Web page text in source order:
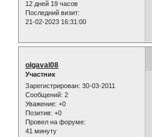
12 дней 19 часов
Последний визит:
21-02-2023 16:31:00
olgaval08
Участник
Зарегистрирован: 30-03-2011
Сообщений: 2
Уважение: +0
Позитив: +0
Провел на форуме:
41 минуту